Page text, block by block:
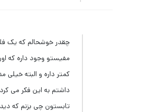
چقدر خوشحالم که یک فلنکر از
مفیستو وجود داره که اون حس گلی
کمتر داره و البته خیلی مدرن تره
داشتم به این فکر می کردم برای
تابستون چی بزنم که دیدیم این عطر